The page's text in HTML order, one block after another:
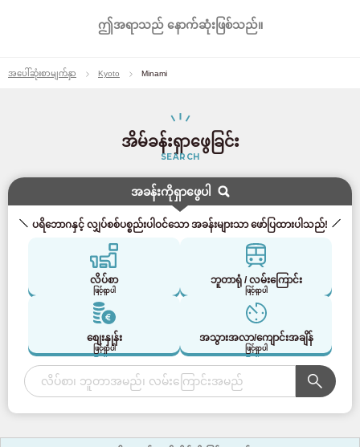
ဤအရာသည် နောက်ဆုံးဖြစ်သည်။
အပေါ်ဆုံးစာမျက်နှာ Kyoto Minami
Nippori/Toneri Liner (20)
Toden Arakawa လိုင်း (21)
Tokyu Denentoshi လိုင်း (67)
Tokyu Oimachi လိုင်း
တိုကျူ Setagaya လိုင်း (58)
Tokyu Ikegami လိုင်း
Tokyu Meguro လိုင်း (41)
တိုကျူ Tamagawa လိုင်း (9)
အိမ်ခန်းရှာဖွေခြင်း
SEARCH
အခန်းကိုရှာဖွေပါ
ပရိဘောဂနှင့် လျှပ်စစ်ပစ္စည်းပါဝင်သော အခန်းများသာ ဖော်ပြထားပါသည်!
လိပ်စာ
ဖြင့်ရှာပါ
ဘူတာရုံ / လမ်းကြောင်း
ဖြင့်ရှာပါ
စျေးနှုန်း
ဖြင့်ရှာပါ
အသွားအလာ/ကျောင်းအချိန်
ဖြင့်ရှာပါ